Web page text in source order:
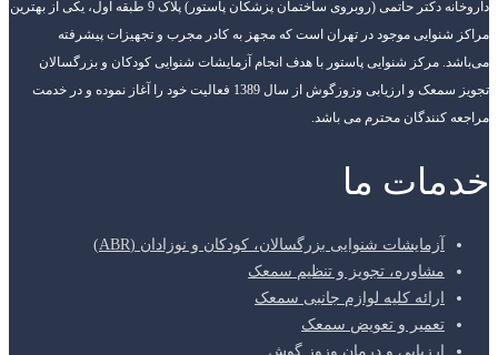
داروخانه دکتر حاتمی (روبروی ساختمان پزشکان پاستور) پلاک 9 طبقه اول، یکی از بهترین
مراکز شنوایی موجود در تهران است که مجهز به کادر مجرب و تجهیزات پیشرفته
می‌باشد. مرکز شنوایی پاستور با هدف انجام آزمایشات شنوایی کودکان و بزرگسالان
تجویز سمعک و ارزیابی وزوزگوش از سال 1389 فعالیت خود را آغاز نموده و در خدمت
مراجعه کنندگان محترم می باشد.
خدمات ما
آزمایشات شنوایی بزرگسالان، کودکان و نوزادان (ABR)
مشاوره، تجویز و تنظیم سمعک
ارائه کلیه لوازم جانبی سمعک
تعمیر و تعویض سمعک
ارزیابی و درمان وزوز گوش